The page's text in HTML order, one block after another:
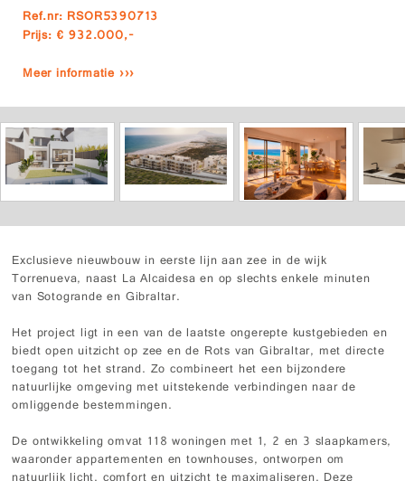
Ref.nr: RSOR5390713
Prijs: € 932.000,-
Meer informatie ›››
Exclusieve nieuwbouw in eerste lijn aan zee in de wijk
Torrenueva, naast La Alcaidesa en op slechts enkele minuten
van Sotogrande en Gibraltar.
Het project ligt in een van de laatste ongerepte kustgebieden en
biedt open uitzicht op zee en de Rots van Gibraltar, met directe
toegang tot het strand. Zo combineert het een bijzondere
natuurlijke omgeving met uitstekende verbindingen naar de
omliggende bestemmingen.
De ontwikkeling omvat 118 woningen met 1, 2 en 3 slaapkamers,
waaronder appartementen en townhouses, ontworpen om